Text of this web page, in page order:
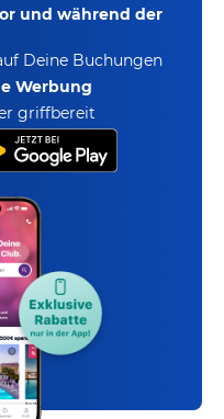
und während der
Deine Buchungen
Werbung
griffbereit